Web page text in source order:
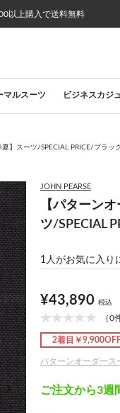
マルスーツ ビジネスカジ
】スーツ/SPECIAL PRICE/ブラッ
次の画像
JOHN PEARSE
【パターン
ツ/SPECIAL
1人がお気に入り
¥43,890 税込
（0
2着目￥9,900OFF
パターンオーダー
ご注文から3週